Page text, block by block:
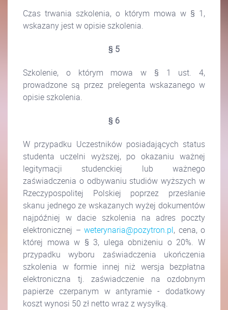
Czas trwania szkolenia, o którym mowa w § 1,
wskazany jest w opisie szkolenia.
§ 5
Szkolenie, o którym mowa w § 1 ust. 4,
prowadzone są przez prelegenta wskazanego w
opisie szkolenia.
§ 6
W przypadku Uczestników posiadających status
studenta uczelni wyższej, po okazaniu ważnej
legitymacji studenckiej lub ważnego
zaświadczenia o odbywaniu studiów wyższych w
Rzeczypospolitej Polskiej poprzez przesłanie
skanu jednego ze wskazanych wyżej dokumentów
najpóźniej w dacie szkolenia na adres poczty
elektronicznej – weterynaria@pozytron.pl, cena, o
której mowa w § 3, ulega obniżeniu o 20%. W
przypadku wyboru zaświadczenia ukończenia
szkolenia w formie innej niż wersja bezpłatna
elektroniczna tj. zaświadczenie na ozdobnym
papierze czerpanym w antyramie - dodatkowy
koszt wynosi 50 zł netto wraz z wysyłką.